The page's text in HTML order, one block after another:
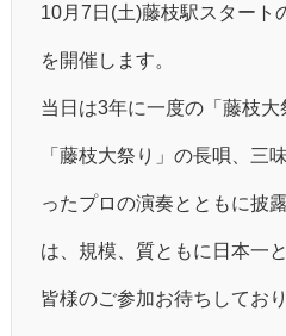
10月7日(土)藤枝駅スタート
を開催します。
当日は3年に一度の「藤枝大
「藤枝大祭り」の長唄、三
ったプロの演奏とともに披
は、規模、質ともに日本一
皆様のご参加お待ちしており